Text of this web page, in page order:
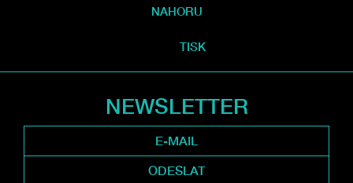
NAHORU
TISK
NEWSLETTER
ODESLAT